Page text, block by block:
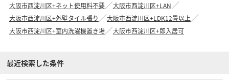
大阪市西淀川区+ネット使用料不要
大阪市西淀川区+LAN
大阪市西淀川区+外壁タイル張り
大阪市西淀川区+LDK12畳以上
大阪市西淀川区+室内洗濯機置き場
大阪市西淀川区+即入居可
最近検索した条件